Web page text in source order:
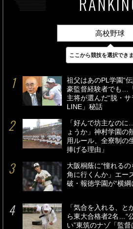
高校野球
最新 24時間
祖父はあのPL学園“
豪監督経験者でも…
主将が選んだ“脱・
LINE」秘話
「好んで坊主なの
ょうか」神村学園
用ルール、全寮制の
捧げる理由」
大阪桐蔭に“憧れる
角に行くんか」エー
破・報徳学園が“横
「気合を入れる、
ら東大合格者2名…“
い”東筑のナゾ「監
ここから競技を選択でき